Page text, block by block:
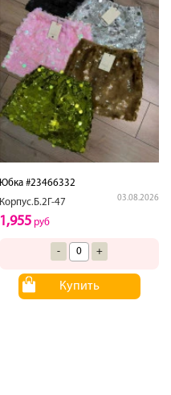
Юбка #23466332
Корпус.Б.2Г-47
03.08.2026
1,955 руб
- +
Купить